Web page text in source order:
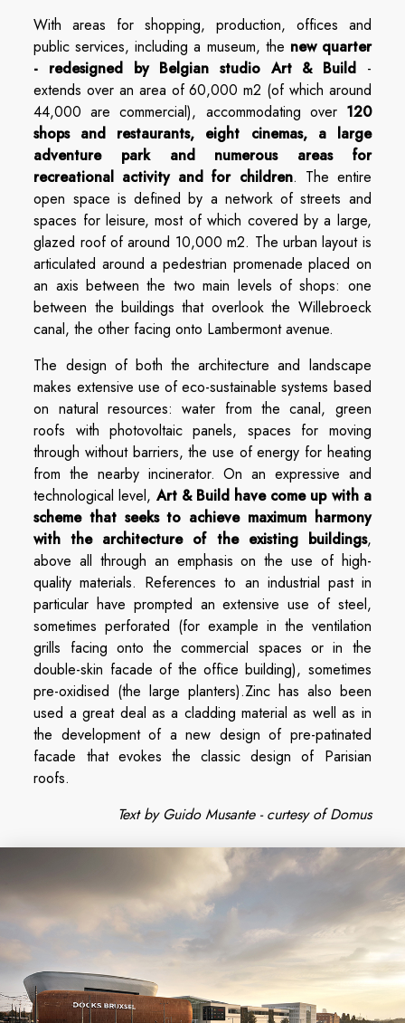
With areas for shopping, production, offices and
public services, including a museum, the new quarter
- redesigned by Belgian studio Art & Build -
extends over an area of 60,000 m2 (of which around
44,000 are commercial), accommodating over 120
shops and restaurants, eight cinemas, a large
adventure park and numerous areas for
recreational activity and for children. The entire
open space is defined by a network of streets and
spaces for leisure, most of which covered by a large,
glazed roof of around 10,000 m2. The urban layout is
articulated around a pedestrian promenade placed on
an axis between the two main levels of shops: one
between the buildings that overlook the Willebroeck
canal, the other facing onto Lambermont avenue.
The design of both the architecture and landscape
makes extensive use of eco-sustainable systems based
on natural resources: water from the canal, green
roofs with photovoltaic panels, spaces for moving
through without barriers, the use of energy for heating
from the nearby incinerator. On an expressive and
technological level, Art & Build have come up with a
scheme that seeks to achieve maximum harmony
with the architecture of the existing buildings,
above all through an emphasis on the use of high-
quality materials. References to an industrial past in
particular have prompted an extensive use of steel,
sometimes perforated (for example in the ventilation
grills facing onto the commercial spaces or in the
double-skin facade of the office building), sometimes
pre-oxidised (the large planters).Zinc has also been
used a great deal as a cladding material as well as in
the development of a new design of pre-patinated
facade that evokes the classic design of Parisian
roofs.
Text by Guido Musante - curtesy of Domus